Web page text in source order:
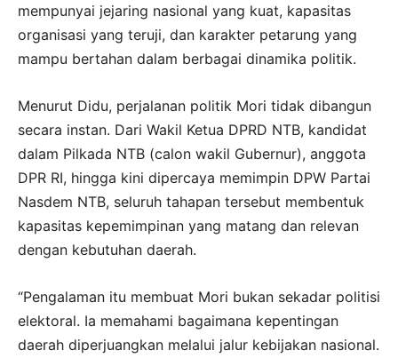
mempunyai jejaring nasional yang kuat, kapasitas
organisasi yang teruji, dan karakter petarung yang
mampu bertahan dalam berbagai dinamika politik.
Menurut Didu, perjalanan politik Mori tidak dibangun
secara instan. Dari Wakil Ketua DPRD NTB, kandidat
dalam Pilkada NTB (calon wakil Gubernur), anggota
DPR RI, hingga kini dipercaya memimpin DPW Partai
Nasdem NTB, seluruh tahapan tersebut membentuk
kapasitas kepemimpinan yang matang dan relevan
dengan kebutuhan daerah.
“Pengalaman itu membuat Mori bukan sekadar politisi
elektoral. Ia memahami bagaimana kepentingan
daerah diperjuangkan melalui jalur kebijakan nasional.